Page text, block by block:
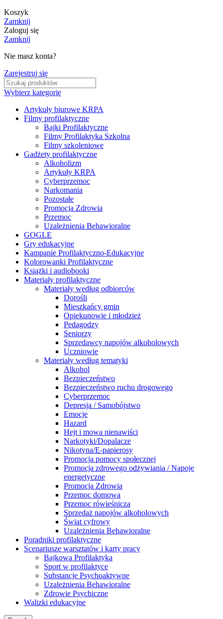
Koszyk
Zamknij
Zaloguj się
Zamknij
Nie masz konta?
Zarejestruj się
Wybierz kategorię
Artykuły biurowe KRPA
Filmy profilaktyczne
Bajki Profilaktyczne
Filmy Profilaktyka Szkolna
Filmy szkoleniowe
Gadżety profilaktyczne
Alkoholizm
Artykuły KRPA
Cyberprzemoc
Narkomania
Pozostałe
Promocja Zdrowia
Przemoc
Uzależnienia Behawioralne
GOGLE
Gry edukacyjne
Kampanie Profilaktyczno-Edukacyjne
Kolorowanki Profilaktyczne
Książki i audiobooki
Materiały profilaktyczne
Materiały według odbiorców
Dorośli
Mieszkańcy gmin
Opiekunowie i młodzież
Pedagodzy
Seniorzy
Sprzedawcy napojów alkoholowych
Uczniowie
Materiały według tematyki
Alkohol
Bezpieczeństwo
Bezpieczeństwo ruchu drogowego
Cyberprzemoc
Depresja / Samobójstwo
Emocje
Hazard
Hejt i mowa nienawiści
Narkotyki/Dopalacze
Nikotyna/E-papierosy
Promocja pomocy społecznej
Promocja zdrowego odżywiania / Napoje
energetyczne
Promocja Zdrowia
Przemoc domowa
Przemoc rówieśnicza
Sprzedaż napojów alkoholowych
Świat cyfrowy
Uzależnienia Behawioralne
Poradniki profilaktyczne
Scenariusze warsztatów i karty pracy
Bajkowa Profilaktyka
Sport w profilaktyce
Substancje Psychoaktywne
Uzależnienia Behawioralne
Zdrowie Psychiczne
Walizki edukacyjne